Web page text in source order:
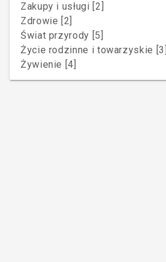
Zakupy i usługi [2]
Zdrowie [2]
Świat przyrody [5]
Życie rodzinne i towarzyskie [3]
Żywienie [4]